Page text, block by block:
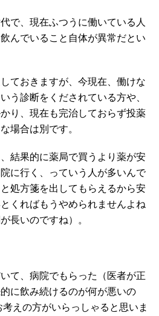
で、現在ふつうに働いている人
んでいること自体が異常だとい
ておきますが、今現在、働けな
う診断をくだされている方や、
り、現在も完治しておらず投薬
場合は別です。
結果的に薬局で買うより薬が安
に行く、っていう人が多いんで
処方箋を出してもらえるから安
くればもうやめられませんよね
長いのですね）。
て、病院でもらった（医者が正
に飲み続けるのが何が悪いの
えの方がいらっしゃると思いま